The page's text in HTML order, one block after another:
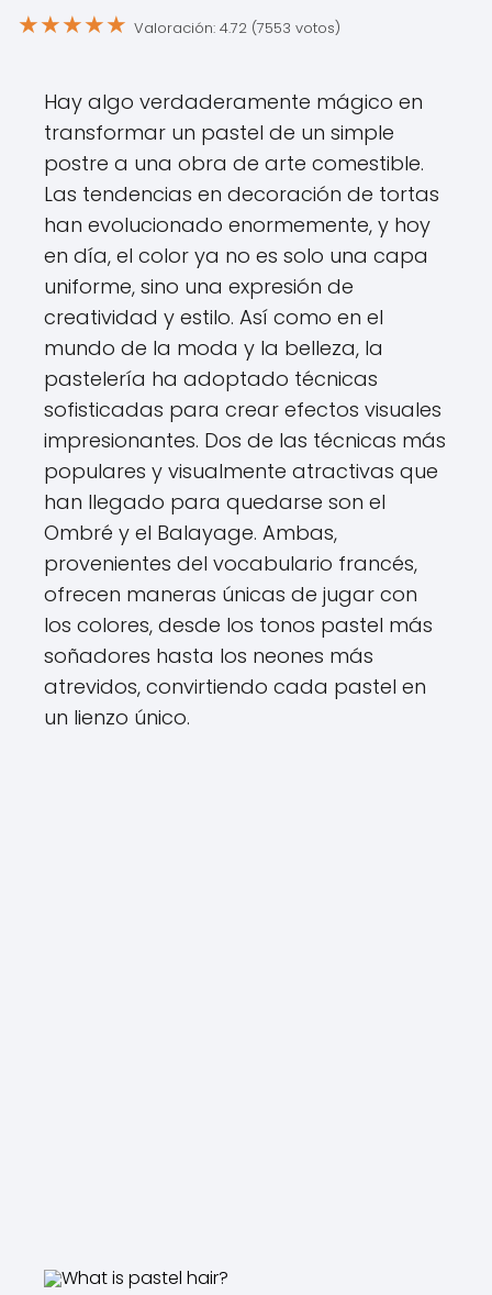
★★★★★ Valoración: 4.72 (7553 votos)
Hay algo verdaderamente mágico en
transformar un pastel de un simple
postre a una obra de arte comestible.
Las tendencias en decoración de tortas
han evolucionado enormemente, y hoy
en día, el color ya no es solo una capa
uniforme, sino una expresión de
creatividad y estilo. Así como en el
mundo de la moda y la belleza, la
pastelería ha adoptado técnicas
sofisticadas para crear efectos visuales
impresionantes. Dos de las técnicas más
populares y visualmente atractivas que
han llegado para quedarse son el
Ombré y el Balayage. Ambas,
provenientes del vocabulario francés,
ofrecen maneras únicas de jugar con
los colores, desde los tonos pastel más
soñadores hasta los neones más
atrevidos, convirtiendo cada pastel en
un lienzo único.